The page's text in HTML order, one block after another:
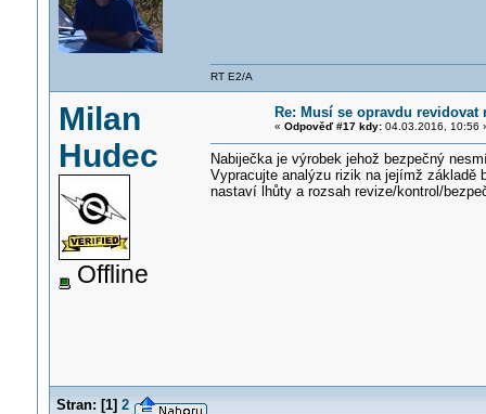
RT E2/A
Milan
Hudec
Offline
Re: Musí se opravdu revidovat
« Odpověď #17 kdy:04.03.2016, 10:56
Nabiječka je výrobek jehož bezpečný
Vypracujte analýzu rizik na jejímž základě
nastaví lhůty a rozsah revize/kontrol/
Stran: [1] 2